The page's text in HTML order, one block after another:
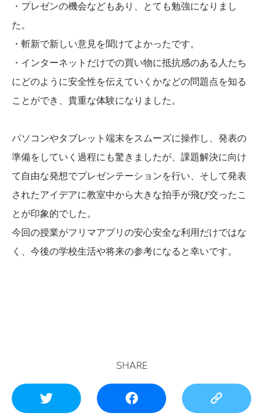
・プレゼンの機会などもあり、とても勉強になりまし
た。
・斬新で新しい意見を聞けてよかったです。
・インターネットだけでの買い物に抵抗感のある人たち
にどのように安全性を伝えていくかなどの問題点を知る
ことができ、貴重な体験になりました。
パソコンやタブレット端末をスムーズに操作し、発表の
準備をしていく過程にも驚きましたが、課題解決に向け
て自由な発想でプレゼンテーションを行い、そして発表
されたアイデアに教室中から大きな拍手が飛び交ったこ
とが印象的でした。
今回の授業がフリマアプリの安心安全な利用だけではな
く、今後の学校生活や将来の参考になると幸いです。
SHARE